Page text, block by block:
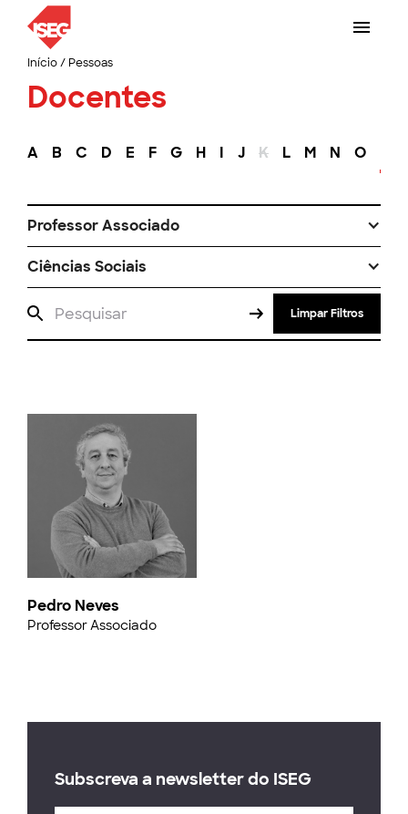
Início/ Pessoas
Docentes
A B C D E F G H I J K L M N O
Professor Associado
Ciências Sociais
Limpar Filtros
Pedro Neves
Professor Associado
Subscreva a newsletter do ISEG